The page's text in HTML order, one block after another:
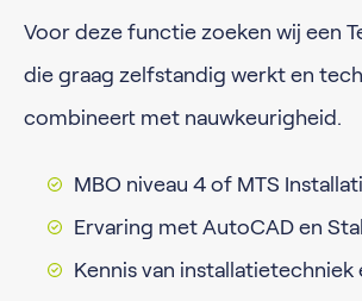
Voor deze functie zoeken wij een
die graag zelfstandig werkt en
combineert met nauwkeurigheid.
MBO niveau 4 of MTS
Ervaring met AutoCAD en
Kennis van